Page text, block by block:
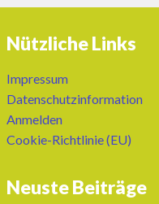
Nützliche Links
Impressum
Datenschutzinformation
Anmelden
Cookie-Richtlinie (EU)
Neuste Beiträge